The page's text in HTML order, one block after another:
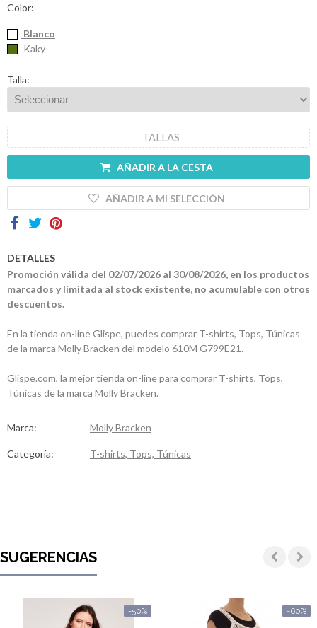
Color:
Blanco
Kaky
Talla:
TALLAS
AÑADIR A LA CESTA
AÑADIR A MI SELECCIÓN
DETALLES
Promoción válida del 02/07/2026 al 30/08/2026, en los productos
marcados y limitada al stock existente, no acumulable con otros
descuentos.
En la tienda on-line Glispe, puedes comprar T-shirts, Tops, Túnicas
de la marca Molly Bracken del modelo 610M G799E21.
Glispe.com, la mejor tienda on-line para comprar T-shirts, Tops,
Túnicas de la marca Molly Bracken.
Marca: Molly Bracken
Categoría: T-shirts, Tops, Túnicas
SUGERENCIAS
-50% -60%